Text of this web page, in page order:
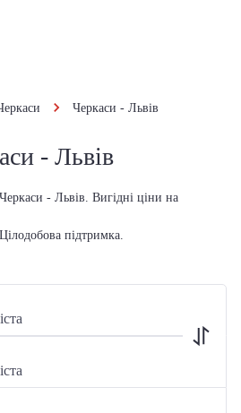
Черкаси - Львів
- Львів
- Львів. Вигідні ціни на
підтримка.